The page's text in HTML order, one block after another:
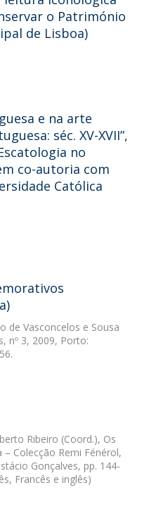
o Património
de Lisboa)
e na arte
séc. XV-XVII”,
no
co-autoria com
Católica
de Vasconcelos e Sousa
nº 3, 2009, Porto:
Ribeiro (Coord.), Os
– Colecção Remi Fénérol,
Gonçalves, pp. 144-
Francês e inglês)